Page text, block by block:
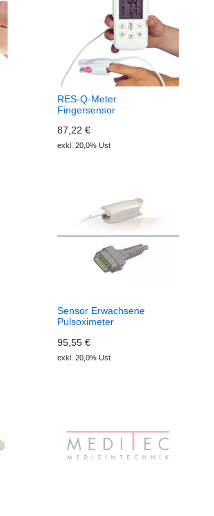
RES-Q-Meter
Fingersensor
87,22 €
exkl. 20,0% Ust
Sensor Erwachsene
Pulsoximeter
95,55 €
exkl. 20,0% Ust